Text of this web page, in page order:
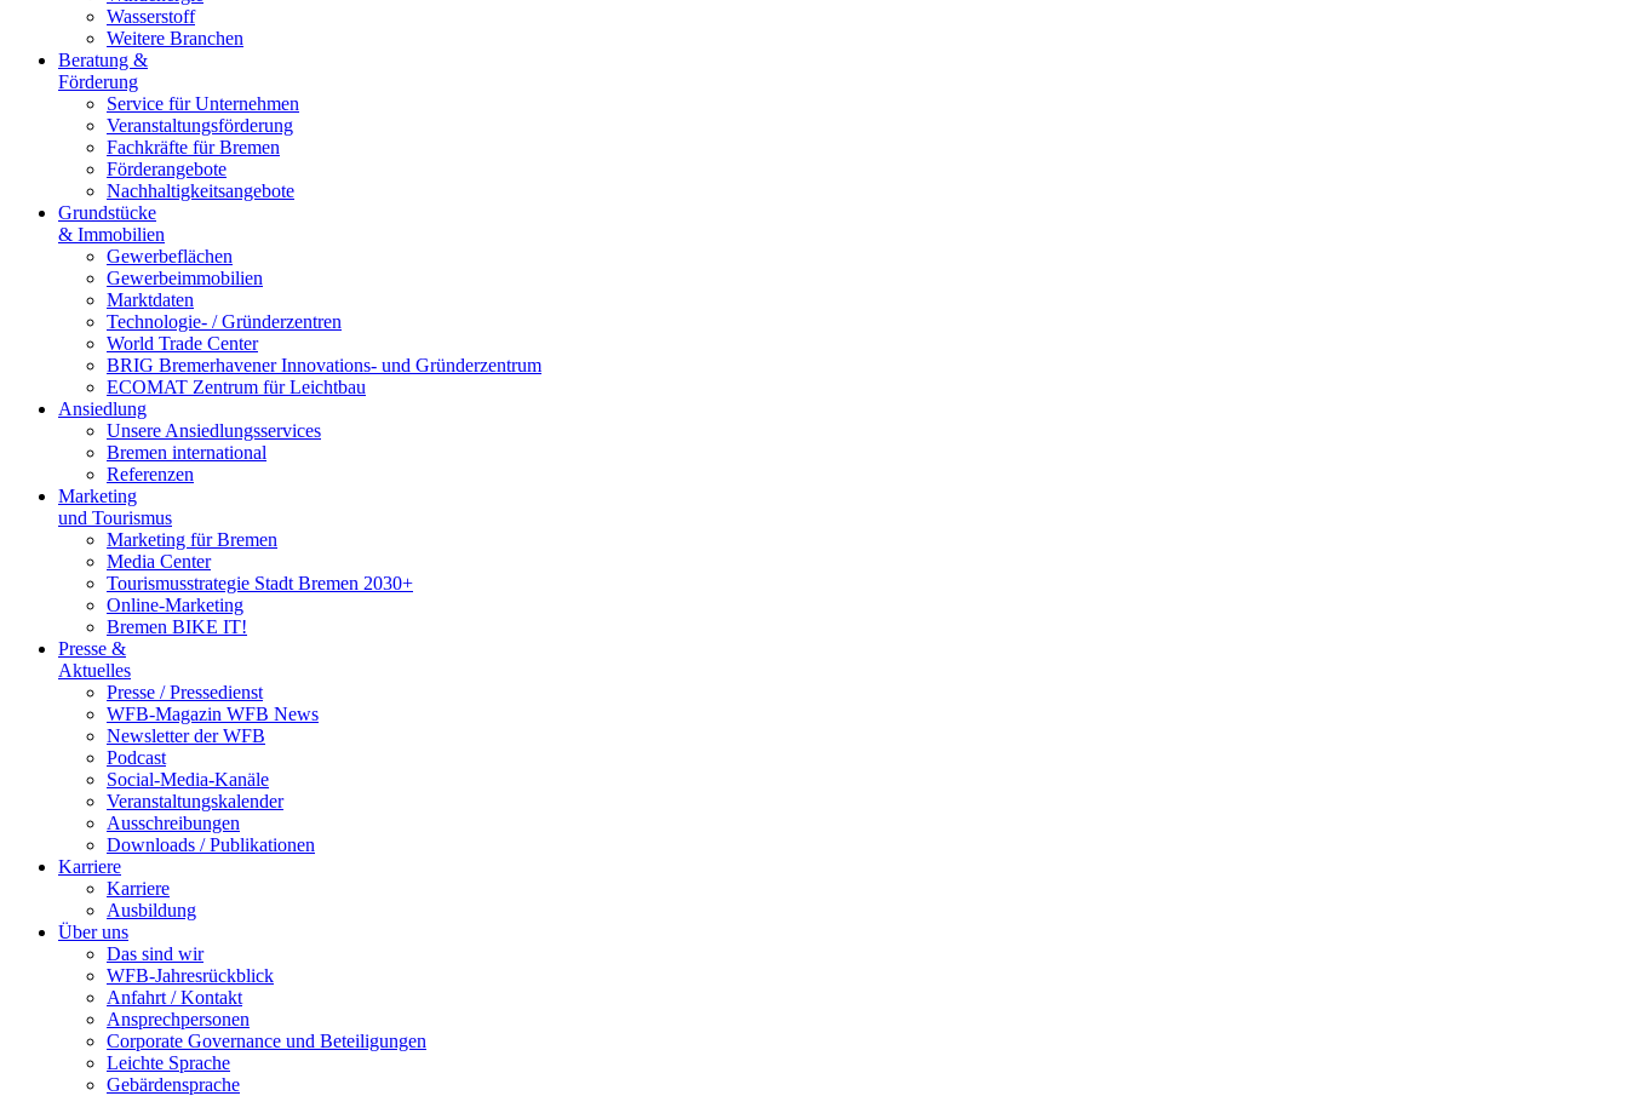
Wasserstoff
Weitere Branchen
Beratung &
Förderung
Service für Unternehmen
Veranstaltungsförderung
Fachkräfte für Bremen
Förderangebote
Nachhaltigkeitsangebote
Grundstücke
& Immobilien
Gewerbeflächen
Gewerbeimmobilien
Marktdaten
Technologie- / Gründerzentren
World Trade Center
BRIG Bremerhavener Innovations- und Gründerzentrum
ECOMAT Zentrum für Leichtbau
Ansiedlung
Unsere Ansiedlungsservices
Bremen international
Referenzen
Marketing
und Tourismus
Marketing für Bremen
Media Center
Tourismusstrategie Stadt Bremen 2030+
Online-Marketing
Bremen BIKE IT!
Presse &
Aktuelles
Presse / Pressedienst
WFB-Magazin WFB News
Newsletter der WFB
Podcast
Social-Media-Kanäle
Veranstaltungskalender
Ausschreibungen
Downloads / Publikationen
Karriere
Karriere
Ausbildung
Über uns
Das sind wir
WFB-Jahresrückblick
Anfahrt / Kontakt
Ansprechpersonen
Corporate Governance und Beteiligungen
Leichte Sprache
Gebärdensprache